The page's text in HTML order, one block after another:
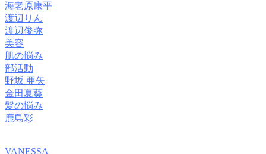
海老原康平
渡辺りん
渡辺俊弥
美容
肌の悩み
部活動
野坂 亜矢
金田夏葵
髪の悩み
鹿島彩
VANESSA